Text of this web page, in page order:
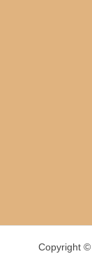
Copyright ©